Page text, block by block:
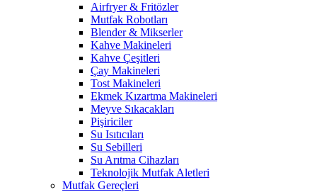
Airfryer & Fritözler
Mutfak Robotları
Blender & Mikserler
Kahve Makineleri
Kahve Çeşitleri
Çay Makineleri
Tost Makineleri
Ekmek Kızartma Makineleri
Meyve Sıkacakları
Pişiriciler
Su Isıtıcıları
Su Sebilleri
Su Arıtma Cihazları
Teknolojik Mutfak Aletleri
Mutfak Gereçleri